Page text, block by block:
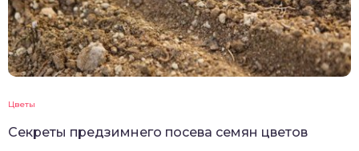
Цветы
Секреты предзимнего посева семян цветов